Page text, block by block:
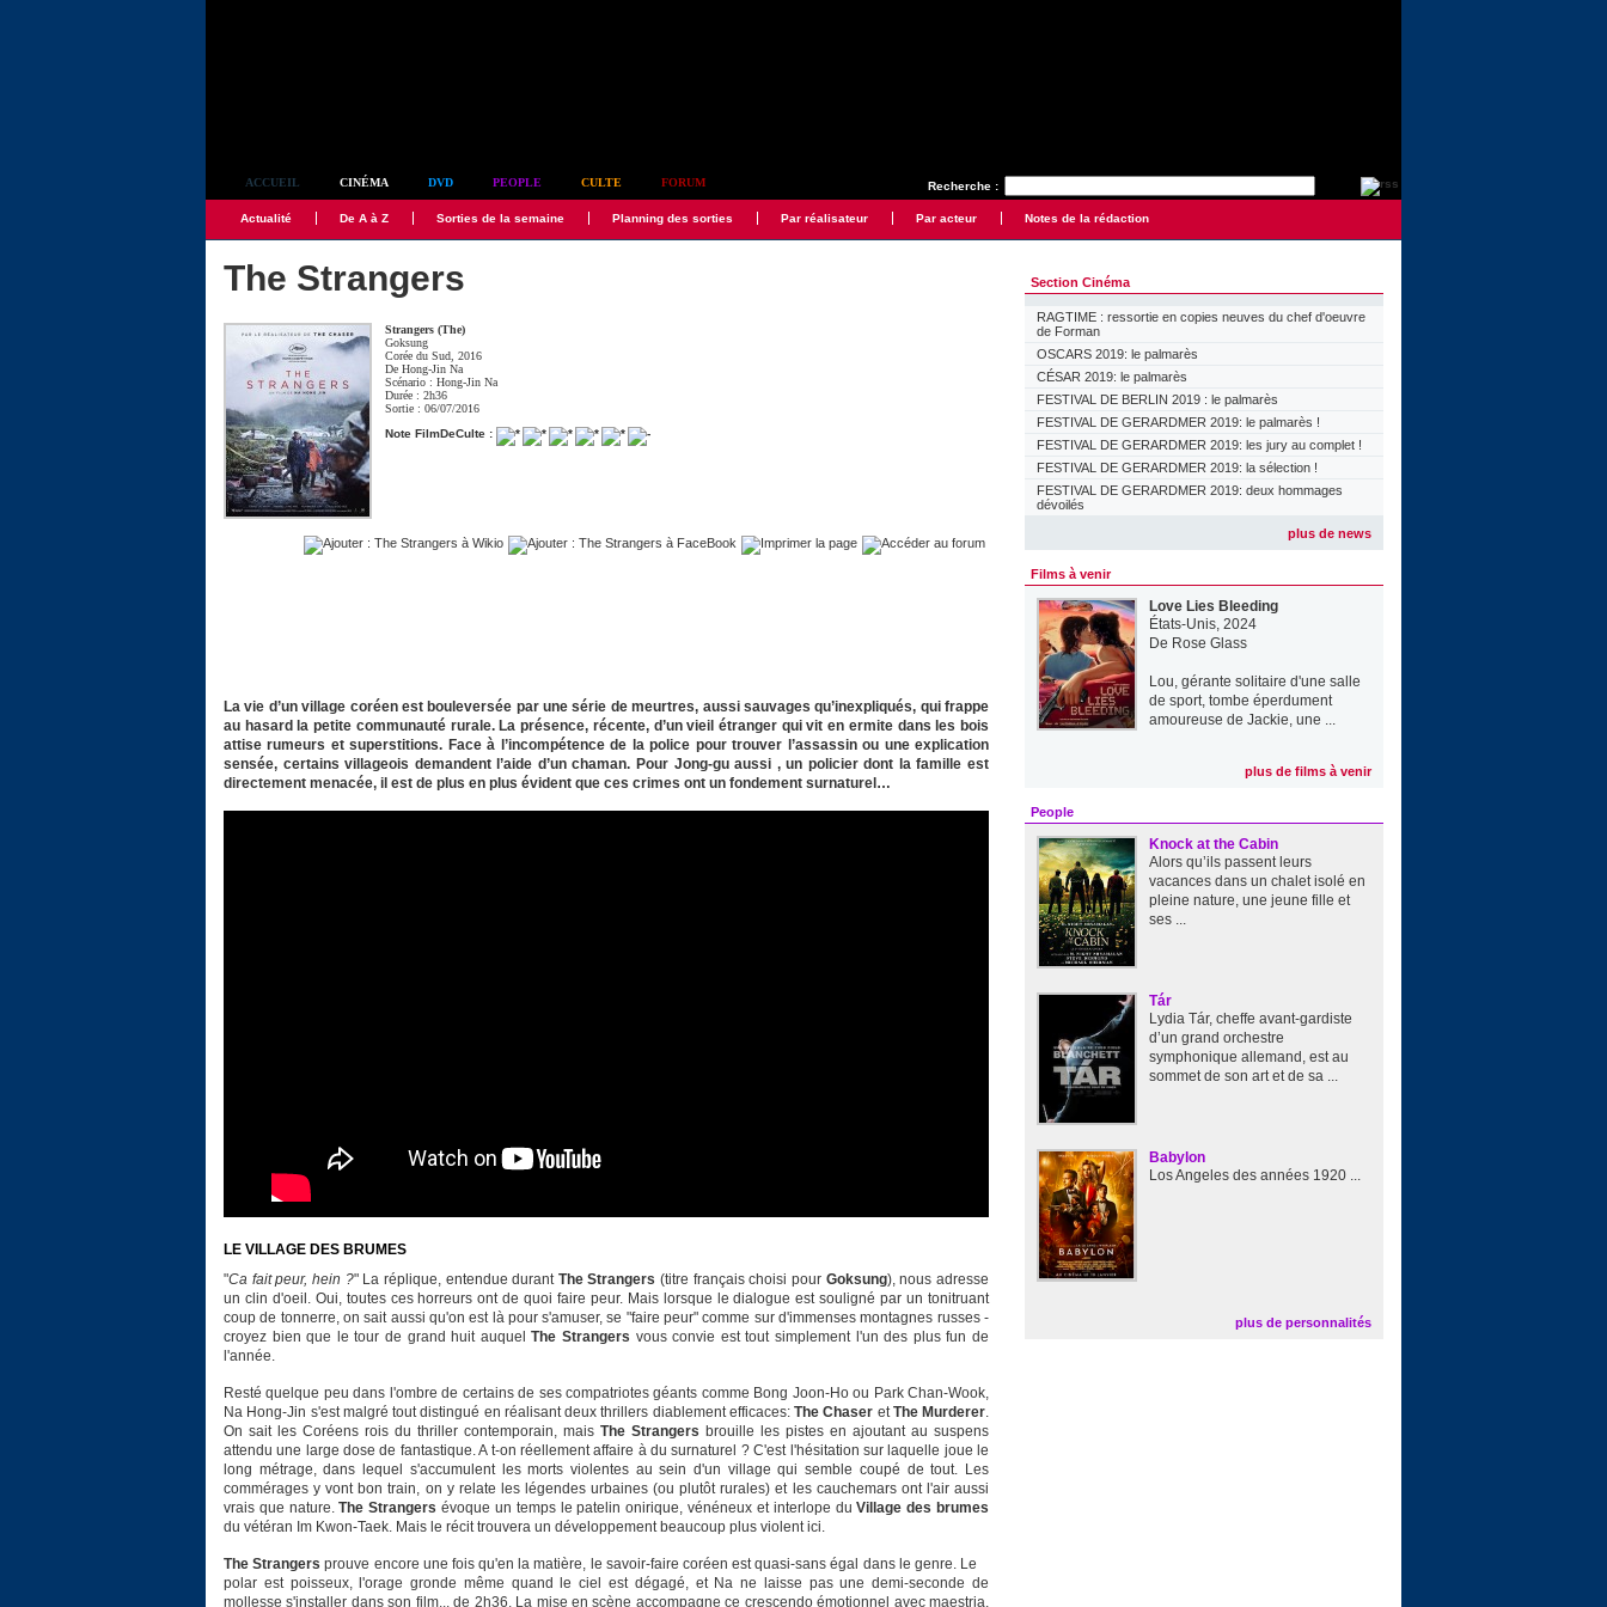
Recherche :
ACCUEIL CINÉMA DVD PEOPLE CULTE FORUM
Actualité De A à Z Sorties de la semaine Planning des sorties Par réalisateur Par acteur Notes de la rédaction
The Strangers
Strangers (The)
Goksung
Corée du Sud, 2016
DeHong-Jin Na
Scénario :Hong-Jin Na
Durée : 2h36
Sortie : 06/07/2016
Note FilmDeCulte :
La vie d’un village coréen est bouleversée par une série de meurtres, aussi sauvages qu’inexpliqués, qui frappe
au hasard la petite communauté rurale. La présence, récente, d’un vieil étranger qui vit en ermite dans les bois
attise rumeurs et superstitions. Face à l’incompétence de la police pour trouver l’assassin ou une explication
sensée, certains villageois demandent l’aide d’un chaman. Pour Jong-gu aussi , un policier dont la famille est
directement menacée, il est de plus en plus évident que ces crimes ont un fondement surnaturel…
LE VILLAGE DES BRUMES
"Ca fait peur, hein ?" La réplique, entendue durant The Strangers (titre français choisi pour Goksung), nous adresse
un clin d'oeil. Oui, toutes ces horreurs ont de quoi faire peur. Mais lorsque le dialogue est souligné par un tonitruant
coup de tonnerre, on sait aussi qu'on est là pour s'amuser, se "faire peur" comme sur d'immenses montagnes russes -
croyez bien que le tour de grand huit auquelThe Strangers vous convie est tout simplement l'un des plus fun de
l'année.
Resté quelque peu dans l'ombre de certains de ses compatriotes géants comme Bong Joon-Ho ou Park Chan-Wook,
Na Hong-Jin s'est malgré tout distingué en réalisant deux thrillers diablement efficaces: The Chaser etThe Murderer.
On sait les Coréens rois du thriller contemporain, mais The Strangers brouille les pistes en ajoutant au suspens
attendu une large dose de fantastique. A t-on réellement affaire à du surnaturel ? C'est l'hésitation sur laquelle joue le
long métrage, dans lequel s'accumulent les morts violentes au sein d'un village qui semble coupé de tout. Les
commérages y vont bon train, on y relate les légendes urbaines (ou plutôt rurales) et les cauchemars ont l'air aussi
vrais que nature.The Strangers évoque un temps le patelin onirique, vénéneux et interlope duVillage des brumes
du vétéran Im Kwon-Taek. Mais le récit trouvera un développement beaucoup plus violent ici.
The Strangers prouve encore une fois qu'en la matière, le savoir-faire coréen est quasi-sans égal dans le genre. Le
polar est poisseux, l'orage gronde même quand le ciel est dégagé, et Na ne laisse pas une demi-seconde de
mollesse s'installer dans son film... de 2h36. La mise en scène accompagne ce crescendo émotionnel avec maestria,
Section Cinéma
RAGTIME : ressortie en copies neuves du chef d'oeuvre
de Forman
OSCARS 2019: le palmarès
CÉSAR 2019: le palmarès
FESTIVAL DE BERLIN 2019 : le palmarès
FESTIVAL DE GERARDMER 2019: le palmarès !
FESTIVAL DE GERARDMER 2019: les jury au complet !
FESTIVAL DE GERARDMER 2019: la sélection !
FESTIVAL DE GERARDMER 2019: deux hommages
dévoilés
plus de news
Films à venir
Love Lies Bleeding
États-Unis, 2024
De Rose Glass
Lou, gérante solitaire d'une salle
de sport, tombe éperdument
amoureuse de Jackie, une ...
plus de films à venir
People
Knock at the Cabin
Alors qu’ils passent leurs
vacances dans un chalet isolé en
pleine nature, une jeune fille et
ses ...
Tár
Lydia Tár, cheffe avant-gardiste
d’un grand orchestre
symphonique allemand, est au
sommet de son art et de sa ...
Babylon
Los Angeles des années 1920 ...
plus de personnalités